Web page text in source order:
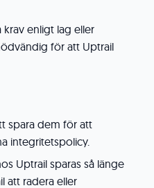
enligt lag eller
för att Uptrail
spara dem för att
integritetspolicy.
Uptrail sparas så länge
att radera eller